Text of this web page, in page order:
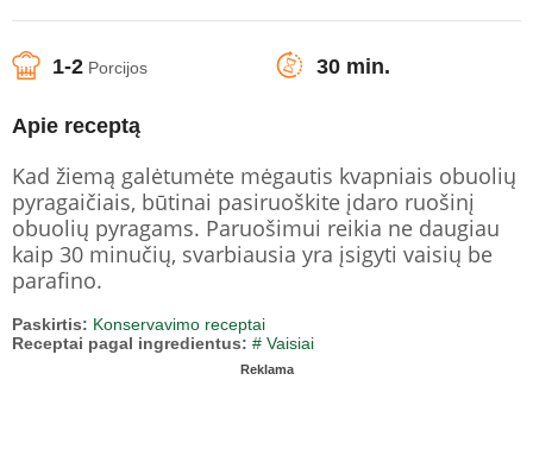
1-2 Porcijos 30 min.
Apie receptą
Kad žiemą galėtumėte mėgautis kvapniais obuolių
pyragaičiais, būtinai pasiruoškite įdaro ruošinį
obuolių pyragams. Paruošimui reikia ne daugiau
kaip 30 minučių, svarbiausia yra įsigyti vaisių be
parafino.
Paskirtis: Konservavimo receptai
Receptai pagal ingredientus: # Vaisiai
Reklama